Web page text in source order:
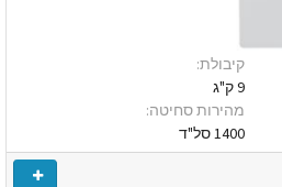
קיבולת:
9 ק"ג
מהירות סחיטה:
1400 סל"ד